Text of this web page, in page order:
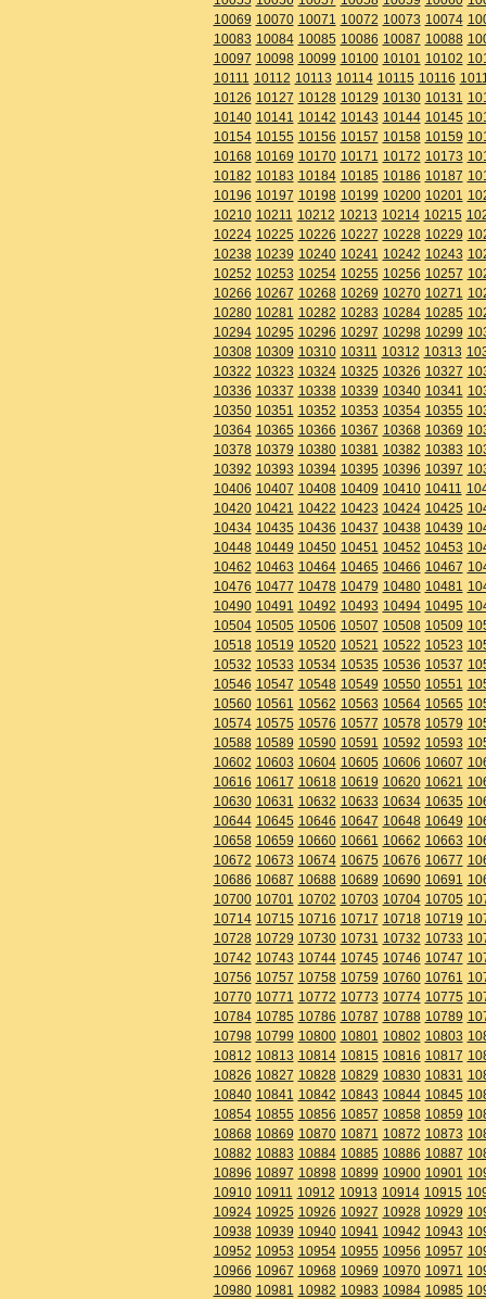
10069 10070 10071 10072 10073 10074
10083 10084 10085 10086 10087 10088
10097 10098 10099 10100 10101 10102
10111 10112 10113 10114 10115 10116
10126 10127 10128 10129 10130 10131
10140 10141 10142 10143 10144 10145
10154 10155 10156 10157 10158 10159
10168 10169 10170 10171 10172 10173
10182 10183 10184 10185 10186 10187
10196 10197 10198 10199 10200 10201
10210 10211 10212 10213 10214 10215
10224 10225 10226 10227 10228 10229
10238 10239 10240 10241 10242 10243
10252 10253 10254 10255 10256 10257
10266 10267 10268 10269 10270 10271
10280 10281 10282 10283 10284 10285
10294 10295 10296 10297 10298 10299
10308 10309 10310 10311 10312 10313
10322 10323 10324 10325 10326 10327
10336 10337 10338 10339 10340 10341
10350 10351 10352 10353 10354 10355
10364 10365 10366 10367 10368 10369
10378 10379 10380 10381 10382 10383
10392 10393 10394 10395 10396 10397
10406 10407 10408 10409 10410 10411
10420 10421 10422 10423 10424 10425
10434 10435 10436 10437 10438 10439
10448 10449 10450 10451 10452 10453
10462 10463 10464 10465 10466 10467
10476 10477 10478 10479 10480 10481
10490 10491 10492 10493 10494 10495
10504 10505 10506 10507 10508 10509
10518 10519 10520 10521 10522 10523
10532 10533 10534 10535 10536 10537
10546 10547 10548 10549 10550 10551
10560 10561 10562 10563 10564 10565
10574 10575 10576 10577 10578 10579
10588 10589 10590 10591 10592 10593
10602 10603 10604 10605 10606 10607
10616 10617 10618 10619 10620 10621
10630 10631 10632 10633 10634 10635
10644 10645 10646 10647 10648 10649
10658 10659 10660 10661 10662 10663
10672 10673 10674 10675 10676 10677
10686 10687 10688 10689 10690 10691
10700 10701 10702 10703 10704 10705
10714 10715 10716 10717 10718 10719
10728 10729 10730 10731 10732 10733
10742 10743 10744 10745 10746 10747
10756 10757 10758 10759 10760 10761
10770 10771 10772 10773 10774 10775
10784 10785 10786 10787 10788 10789
10798 10799 10800 10801 10802 10803
10812 10813 10814 10815 10816 10817
10826 10827 10828 10829 10830 10831
10840 10841 10842 10843 10844 10845
10854 10855 10856 10857 10858 10859
10868 10869 10870 10871 10872 10873
10882 10883 10884 10885 10886 10887
10896 10897 10898 10899 10900 10901
10910 10911 10912 10913 10914 10915
10924 10925 10926 10927 10928 10929
10938 10939 10940 10941 10942 10943
10952 10953 10954 10955 10956 10957
10966 10967 10968 10969 10970 10971
10980 10981 10982 10983 10984 10985